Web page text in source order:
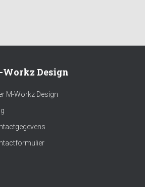
Workz Design
M-Workz Design